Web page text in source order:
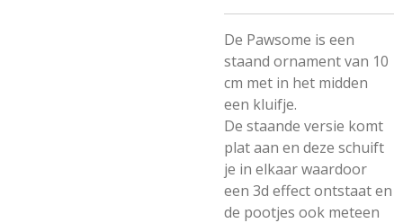
De Pawsome is een
staand ornament van 10
cm met in het midden
een kluifje.
De staande versie komt
plat aan en deze schuift
je in elkaar waardoor
een 3d effect ontstaat en
de pootjes ook meteen